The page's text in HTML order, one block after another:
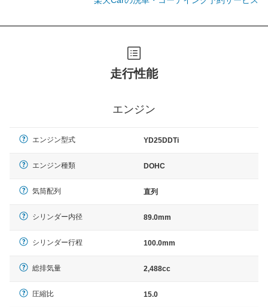
走行性能
エンジン
エンジン型式 YD25DDTi
エンジン種類 DOHC
気筒配列 直列
シリンダー内径 89.0mm
シリンダー行程 100.0mm
総排気量 2,488cc
圧縮比 15.0